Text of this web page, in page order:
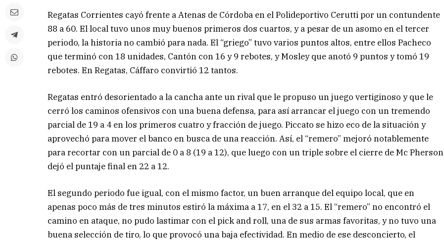
Regatas Corrientes cayó frente a Atenas de Córdoba en el Polideportivo Cerutti por un contundente
88 a 60. El local tuvo unos muy buenos primeros dos cuartos, y a pesar de un asomo en el tercer
periodo, la historia no cambió para nada. El “griego” tuvo varios puntos altos, entre ellos Pacheco
que terminó con 18 unidades, Cantón con 16 y 9 rebotes, y Mosley que anotó 9 puntos y tomó 19
rebotes. En Regatas, Cáffaro convirtió 12 tantos.
Regatas entró desorientado a la cancha ante un rival que le propuso un juego vertiginoso y que le
cerró los caminos ofensivos con una buena defensa, para así arrancar el juego con un tremendo
parcial de 19 a 4 en los primeros cuatro y fracción de juego. Piccato se hizo eco de la situación y
aprovechó para mover el banco en busca de una reacción. Así, el “remero” mejoró notablemente
para recortar con un parcial de 0 a 8 (19 a 12), que luego con un triple sobre el cierre de Mc Pherson
dejó el puntaje final en 22 a 12.
El segundo periodo fue igual, con el mismo factor, un buen arranque del equipo local, que en
apenas poco más de tres minutos estiró la máxima a 17, en el 32 a 15. El “remero” no encontró el
camino en ataque, no pudo lastimar con el pick and roll, una de sus armas favoritas, y no tuvo una
buena selección de tiro, lo que provocó una baja efectividad. En medio de ese desconcierto, el